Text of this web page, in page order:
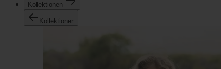
Kollektionen
Kollektionen